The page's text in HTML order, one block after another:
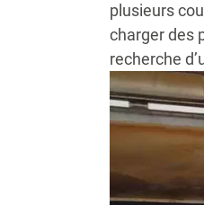
plusieurs
charger des
recherche